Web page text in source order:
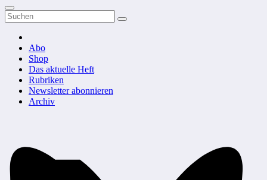
Abo
Shop
Das aktuelle Heft
Rubriken
Newsletter abonnieren
Archiv